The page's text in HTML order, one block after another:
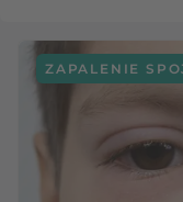
ZAPALENIE